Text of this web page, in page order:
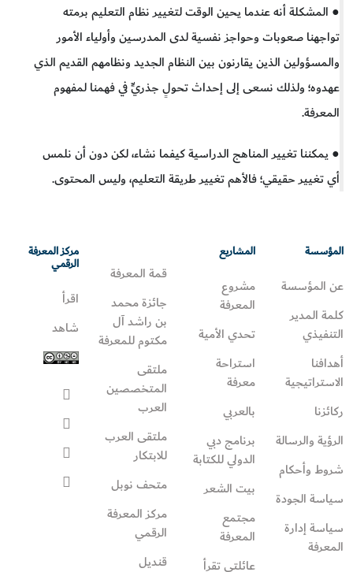
● المشكلة أنه عندما يحين الوقت لتغيير نظام التعليم برمته
تواجهنا صعوبات وحواجز نفسية لدى المدرسين وأولياء الأمور
والمسؤولين الذين يقارنون بين النظام الجديد ونظامهم القديم الذي
عهدوه؛ ولذلك نسعى إلى إحداث تحولٍ جذريٍّ في فهمنا لمفهوم
المعرفة.
● يمكننا تغيير المناهج الدراسية كيفما نشاء، لكن دون أن نلمس
أي تغيير حقيقي؛ فالأهم تغيير طريقة التعليم، وليس المحتوى.
المؤسسة
عن المؤسسة
كلمة المدير
التنفيذي
أهدافنا
الاستراتيجية
ركائزنا
الرؤية والرسالة
شروط وأحكام
سياسة الجودة
سياسة إدارة
المعرفة
المشاريع
مشروع
المعرفة
تحدي الأمية
استراحة
معرفة
بالعربي
برنامج دبي
الدولي للكتابة
بيت الشعر
مجتمع
المعرفة
عائلتي تقرأ‎
قمة المعرفة
جائزة محمد
بن راشد آل
مكتوم للمعرفة
ملتقى
المتخصصين
العرب
ملتقى العرب
للابتكار
متحف نوبل
مركز المعرفة
الرقمي
قنديل
مركز المعرفة
الرقمي
اقرأ
شاهد